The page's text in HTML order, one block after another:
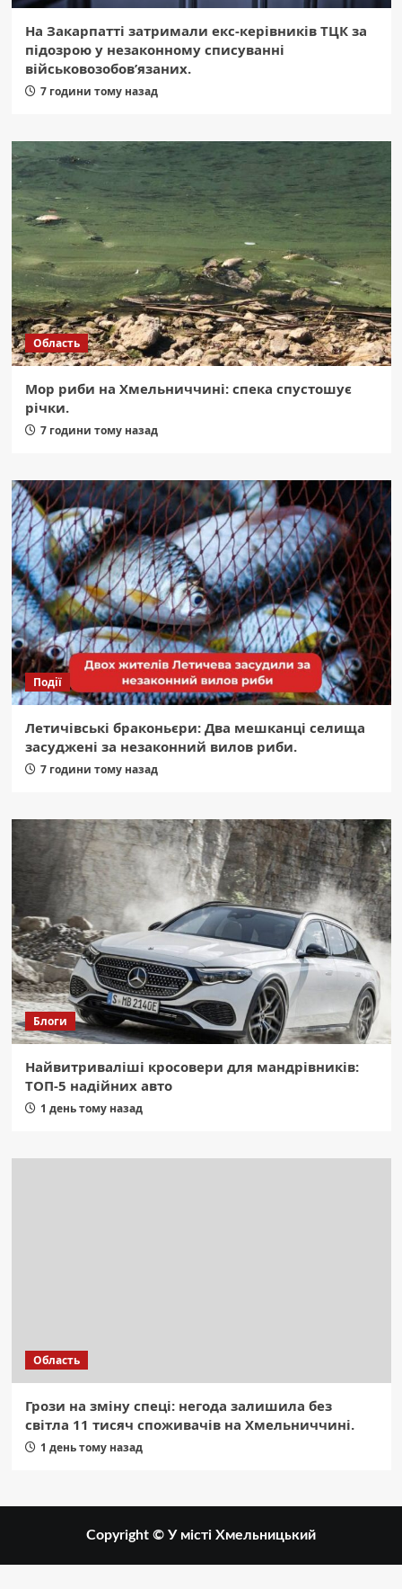
На Закарпатті затримали екс-керівників ТЦК за
підозрою у незаконному списуванні
військовозобов’язаних.
7 години тому назад
Область
Мор риби на Хмельниччині: спека спустошує
річки.
7 години тому назад
Події
Летичівські браконьєри: Два мешканці селища
засуджені за незаконний вилов риби.
7 години тому назад
Блоги
Найвитриваліші кросовери для мандрівників:
ТОП-5 надійних авто
1 день тому назад
Область
Грози на зміну спеці: негода залишила без
світла 11 тисяч споживачів на Хмельниччині.
1 день тому назад
Copyright © У місті Хмельницький